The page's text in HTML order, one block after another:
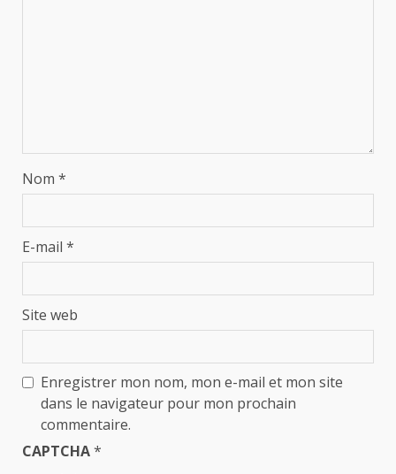
Nom *
E-mail *
Site web
Enregistrer mon nom, mon e-mail et mon site
dans le navigateur pour mon prochain
commentaire.
CAPTCHA*